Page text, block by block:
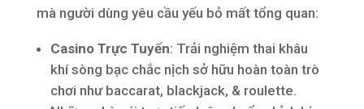
mà người dùng yêu cầu yếu bỏ mất tổng quan:
Casino Trực Tuyến: Trải nghiệm thai khâu
khí sòng bạc chắc nịch sở hữu hoàn toàn trò
chơi như baccarat, blackjack, & roulette.